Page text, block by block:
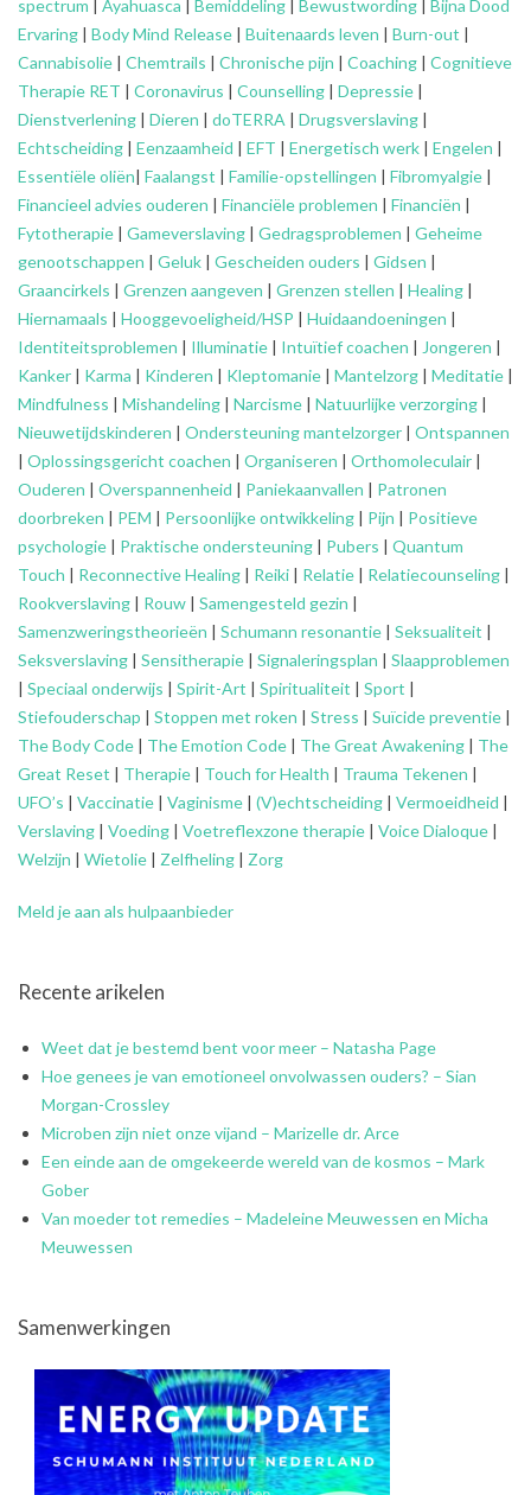
spectrum Ayahuasca Bemiddeling Bewustwording
Bijna Dood
Ervaring | Body Mind Release | Buitenaards leven | Burn-out |
Cannabisolie | Chemtrails | Chronische pijn | Coaching | Cognitieve
Therapie RET | Coronavirus | Counselling | Depressie |
Dienstverlening | Dieren | doTERRA | Drugsverslaving |
Echtscheiding | Eenzaamheid | EFT | Energetisch werk | Engelen |
Essentiële oliën| Faalangst | Familie-opstellingen | Fibromyalgie |
Financieel advies ouderen | Financiële problemen | Financiën |
Fytotherapie | Gameverslaving | Gedragsproblemen | Geheime
genootschappen | Geluk | Gescheiden ouders | Gidsen |
Graancirkels | Grenzen aangeven | Grenzen stellen | Healing |
Hiernamaals | Hooggevoeligheid/HSP | Huidaandoeningen |
Identiteitsproblemen | Illuminatie | Intuïtief coachen | Jongeren |
Kanker | Karma | Kinderen | Kleptomanie | Mantelzorg | Meditatie |
Mindfulness | Mishandeling | Narcisme | Natuurlijke verzorging |
Nieuwetijdskinderen | Ondersteuningmantelzorger | Ontspannen
| Oplossingsgericht coachen | Organiseren | Orthomoleculair |
Ouderen | Overspannenheid | Paniekaanvallen | Patronen
doorbreken | PEM | Persoonlijke ontwikkeling | Pijn | Positieve
psychologie | Praktische ondersteuning | Pubers | Quantum
Touch | Reconnective Healing | Reiki | Relatie | Relatiecounseling |
Rookverslaving | Rouw | Samengesteld gezin |
Samenzweringstheorieën | Schumann resonantie | Seksualiteit |
Seksverslaving | Sensitherapie | Signaleringsplan | Slaapproblemen
| Speciaal onderwijs | Spirit-Art | Spiritualiteit | Sport |
Stiefouderschap | Stoppen met roken | Stress | Suïcide preventie |
The Body Code | The Emotion Code | The Great Awakening | The
Great Reset | Therapie | Touch for Health | Trauma Tekenen |
UFO’s | Vaccinatie | Vaginisme | (V)echtscheiding | Vermoeidheid |
Verslaving | Voeding | Voetreflexzone therapie | Voice Dialoque |
Welzijn | Wietolie | Zelfheling | Zorg
Meld je aan als hulpaanbieder
Recente arikelen
Weet dat je bestemd bent voor meer – Natasha Page
Hoe genees je van emotioneel onvolwassen ouders? – Sian
Morgan-Crossley
Microben zijn niet onze vijand – Marizelle dr. Arce
Een einde aan de omgekeerde wereld van de kosmos – Mark
Gober
Van moeder tot remedies – Madeleine Meuwessen en Micha
Meuwessen
Samenwerkingen